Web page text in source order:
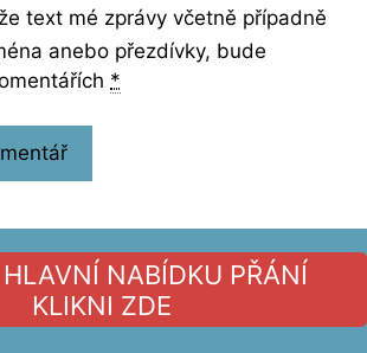
text mé zprávy včetně případně
anebo přezdívky, bude
*
HLAVNÍ NABÍDKU PŘÁNÍ
KLIKNI ZDE